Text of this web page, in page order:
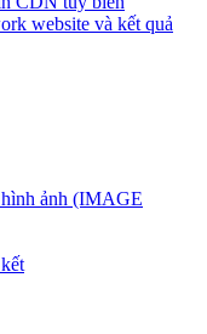
website và kết quả
ảnh (IMAGE